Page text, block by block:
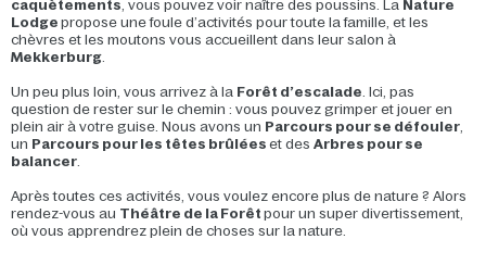
caquètements, vous pouvez voir naître des poussins. La Nature
Lodge propose une foule d’activités pour toute la famille, et les
chèvres et les moutons vous accueillent dans leur salon à
Mekkerburg.
Un peu plus loin, vous arrivez à la Forêt d’escalade. Ici, pas
question de rester sur le chemin : vous pouvez grimper et jouer en
plein air à votre guise. Nous avons un Parcours pour se défouler,
un Parcours pour les têtes brûlées et des Arbres pour se
balancer.
Après toutes ces activités, vous voulez encore plus de nature ? Alors
rendez-vous au Théâtre de la Forêt pour un super divertissement,
où vous apprendrez plein de choses sur la nature.